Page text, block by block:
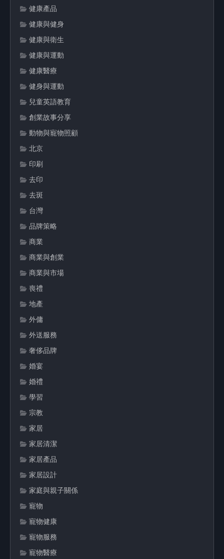
健康產品
健康與健身
健康與衛生
健康與運動
健康醫療
健身與運動
兒童英語教育
創業故事分享
動物與寵物照顧
北京
印刷
去印
去斑
台灣
品牌策略
商業
商業與創業
商業與市場
喪禮
地產
外傭
外送服務
奢侈品牌
婚宴
婚禮
學習
宗教
家居
家居清潔
家居產品
家居設計
家庭與親子關係
寵物
寵物健康
寵物服務
寵物醫療